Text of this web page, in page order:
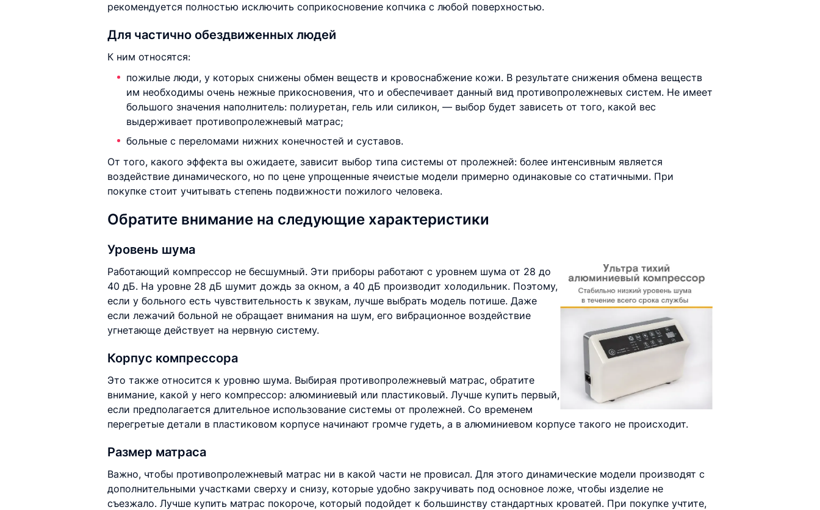
рекомендуется полностью исключить соприкосновение копчика с любой поверхностью.
Для частично обездвиженных людей
К ним относятся:
пожилые люди, у которых снижены обмен веществ и кровоснабжение кожи. В результате снижения обмена веществ
им необходимы очень нежные прикосновения, что и обеспечивает данный вид противопролежневых систем. Не имеет
большого значения наполнитель: полиуретан, гель или силикон, — выбор будет зависеть от того, какой вес
выдерживает противопролежневый матрас;
больные с переломами нижних конечностей и суставов.
От того, какого эффекта вы ожидаете, зависит выбор типа системы от пролежней: более интенсивным является
воздействие динамического, но по цене упрощенные ячеистые модели примерно одинаковые со статичными. При
покупке стоит учитывать степень подвижности пожилого человека.
Обратите внимание на следующие характеристики
Уровень шума
Работающий компрессор не бесшумный. Эти приборы работают с уровнем шума от 28 до
40 дБ. На уровне 28 дБ шумит дождь за окном, а 40 дБ производит холодильник. Поэтому,
если у больного есть чувствительность к звукам, лучше выбрать модель потише. Даже
если лежачий больной не обращает внимания на шум, его вибрационное воздействие
угнетающе действует на нервную систему.
Корпус компрессора
Это также относится к уровню шума. Выбирая противопролежневый матрас, обратите
внимание, какой у него компрессор: алюминиевый или пластиковый. Лучше купить первый,
если предполагается длительное использование системы от пролежней. Со временем
перегретые детали в пластиковом корпусе начинают громче гудеть, а в алюминиевом корпусе такого не происходит.
Размер матраса
Важно, чтобы противопролежневый матрас ни в какой части не провисал. Для этого динамические модели производят с
дополнительными участками сверху и снизу, которые удобно закручивать под основное ложе, чтобы изделие не
съезжало. Лучше купить матрас покороче, который подойдет к большинству стандартных кроватей. При покупке учтите,